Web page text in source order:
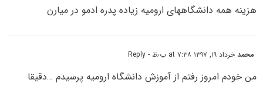
هزینه همه دانشگاههای ارومیه زیاده پدره ادمو در میارن
محمدخرداد ۱۹, ۱۳۹۷ at ۷:۳۸ ب٫ظ - Reply
من خودم امروز رفتم از آموزش دانشگاه ارومیه پرسیدم …دقیقا